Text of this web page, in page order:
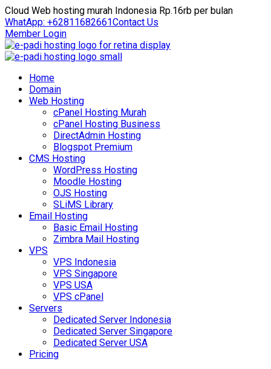
Cloud Web hosting murah Indonesia Rp.16rb per bulan
WhatApp: +62811682661Contact Us
Member Login
Home
Domain
Web Hosting
cPanel Hosting Murah
cPanel Hosting Business
DirectAdmin Hosting
Blogspot Premium
CMS Hosting
WordPress Hosting
Moodle Hosting
OJS Hosting
SLiMS Library
Email Hosting
Basic Email Hosting
Zimbra Mail Hosting
VPS
VPS Indonesia
VPS Singapore
VPS USA
VPS cPanel
Servers
Dedicated Server Indonesia
Dedicated Server Singapore
Dedicated Server USA
Pricing